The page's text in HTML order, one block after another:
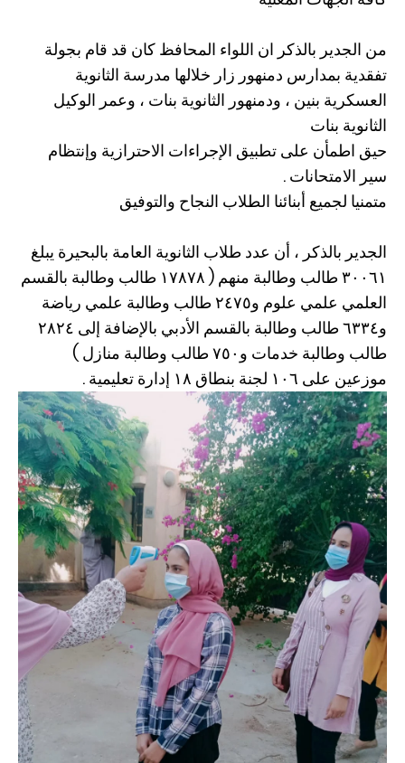
من الجدير بالذكر ان اللواء المحافظ كان قد قام بجولة
تفقدية بمدارس دمنهور زار خلالها مدرسة الثانوية
العسكرية بنين ، ودمنهور الثانوية بنات ، وعمر الوكيل
الثانوية بنات
حيق اطمأن على تطبيق الإجراءات الاحترازية وإنتظام
سير الامتحانات .
متمنيا لجميع أبنائنا الطلاب النجاح والتوفيق
الجدير بالذكر ، أن عدد طلاب الثانوية العامة بالبحيرة يبلغ
٣٠٠٦١ طالب وطالبة منهم ( ١٧٨٧٨ طالب وطالبة بالقسم
العلمي علمي علوم و٢٤٧٥ طالب وطالبة علمي رياضة
و٦٣٣٤ طالب وطالبة بالقسم الأدبي بالإضافة إلى ٢٨٢٤
طالب وطالبة خدمات و٧٥٠ طالب وطالبة منازل )
موزعين على ١٠٦ لجنة بنطاق ١٨ إدارة تعليمية .